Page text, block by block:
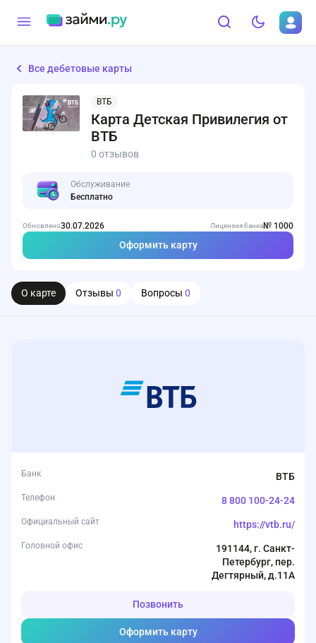
Все дебетовые карты
ВТБ
Карта Детская Привилегия от
ВТБ
0 отзывов
Обслуживание
Бесплатно
Оформить карту
Обновлено30.07.2026 Лицензия банка№ 1000
О карте Отзывы 0 Вопросы 0
Банк ВТБ
Телефон 8 800 100-24-24
Официальный сайт https://vtb.ru/
Головной офис
191144, г. Санкт-
Петербург, пер.
Дегтярный, д.11А
Позвонить
Оформить карту